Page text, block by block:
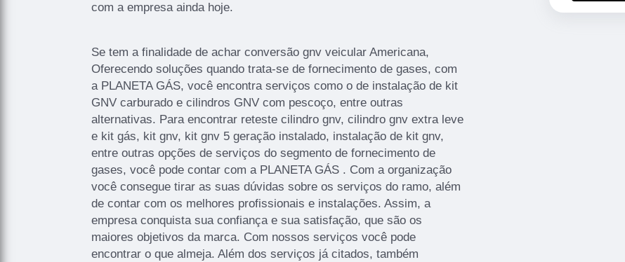
com a empresa ainda hoje.
Se tem a finalidade de achar conversão gnv veicular Americana,
Oferecendo soluções quando trata-se de fornecimento de gases, com
a PLANETA GÁS, você encontra serviços como o de instalação de kit
GNV carburado e cilindros GNV com pescoço, entre outras
alternativas. Para encontrar reteste cilindro gnv, cilindro gnv extra leve
e kit gás, kit gnv, kit gnv 5 geração instalado, instalação de kit gnv,
entre outras opções de serviços do segmento de fornecimento de
gases, você pode contar com a PLANETA GÁS . Com a organização
você consegue tirar as suas dúvidas sobre os serviços do ramo, além
de contar com os melhores profissionais e instalações. Assim, a
empresa conquista sua confiança e sua satisfação, que são os
maiores objetivos da marca. Com nossos serviços você pode
encontrar o que almeja. Além dos serviços já citados, também